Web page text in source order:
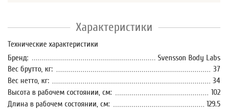
Характеристики
Технические характеристики
Бренд:
Svensson Body Labs
Вес брутто, кг:
37
Вес нетто, кг:
34
Высота в рабочем состоянии, см:
102
Длина в рабочем состоянии, см:
129.5